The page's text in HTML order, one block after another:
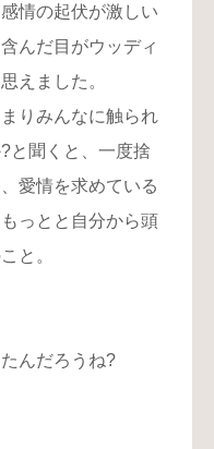
情の起伏が激しい
んだ目がウッディ
えました。
りみんなに触られ
と聞くと、一度捨
愛情を求めている
っとと自分から頭
と。
んだろうね?